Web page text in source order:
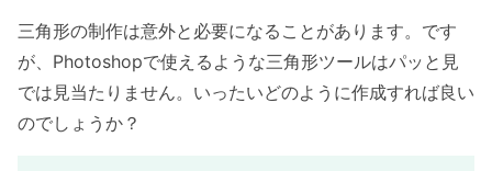
三角形の制作は意外と必要になることがあります。です
が、Photoshopで使えるような三角形ツールはパッと見
では見当たりません。いったいどのように作成すれば良い
のでしょうか？